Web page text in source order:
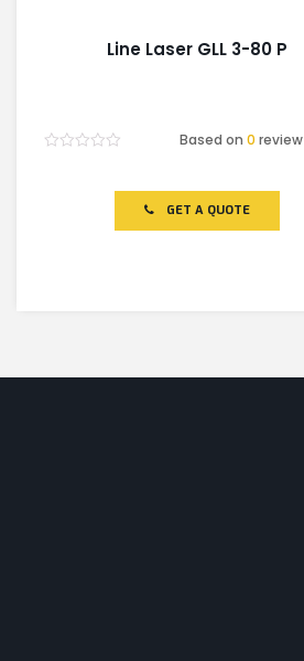
Line Laser GLL 3-80 P
Based on 0 review
GET A QUOTE